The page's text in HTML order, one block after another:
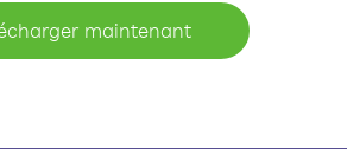
maintenant